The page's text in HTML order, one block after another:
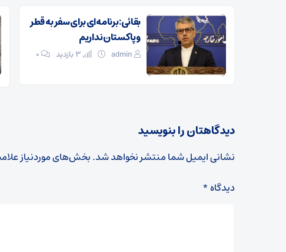
بقائی: برنامه‌ای برای سفر به قطر
و پاکستان نداریم
admin ۰
دیدگاهتان را بنویسید
نشانی ایمیل شما منتشر نخواهد شد.بخش‌های موردنیاز
دیدگاه*